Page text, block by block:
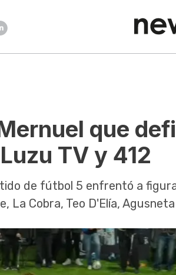
que
TV y 412
de fútbol 5 enfrentó a
La Cobra, Teo D'Elía,